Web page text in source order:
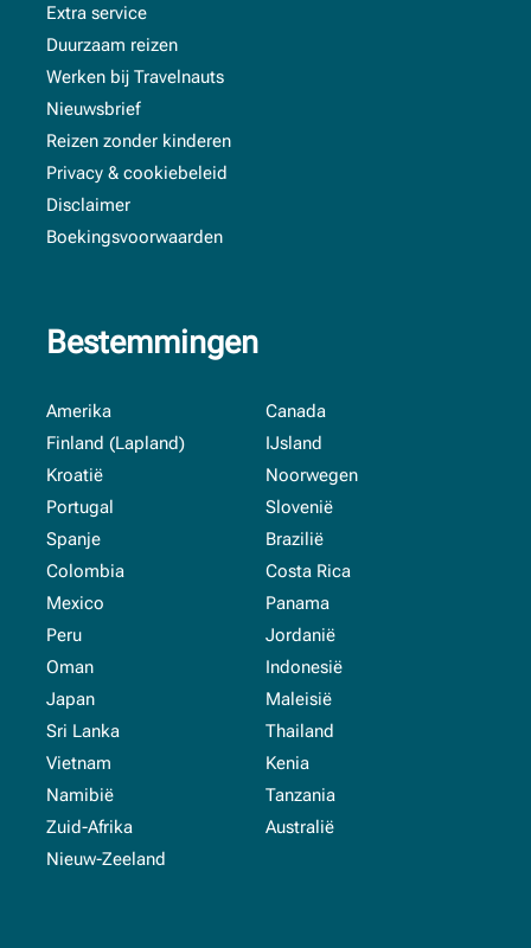
Extra service
Duurzaam reizen
Werken bij Travelnauts
Nieuwsbrief
Reizen zonder kinderen
Privacy & cookiebeleid
Disclaimer
Boekingsvoorwaarden
Bestemmingen
Amerika
Canada
Finland (Lapland)
IJsland
Kroatië
Noorwegen
Portugal
Slovenië
Spanje
Brazilië
Colombia
Costa Rica
Mexico
Panama
Peru
Jordanië
Oman
Indonesië
Japan
Maleisië
Sri Lanka
Thailand
Vietnam
Kenia
Namibië
Tanzania
Zuid-Afrika
Australië
Nieuw-Zeeland